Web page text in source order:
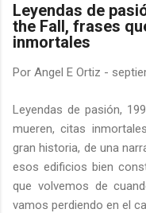
Leyendas de
the Fall, frases
inmortales
Por Angel E Ortiz -
Leyendas de pasión,
mueren, citas
gran historia, de una
esos edificios bien
que volvemos de
vamos perdiendo en el